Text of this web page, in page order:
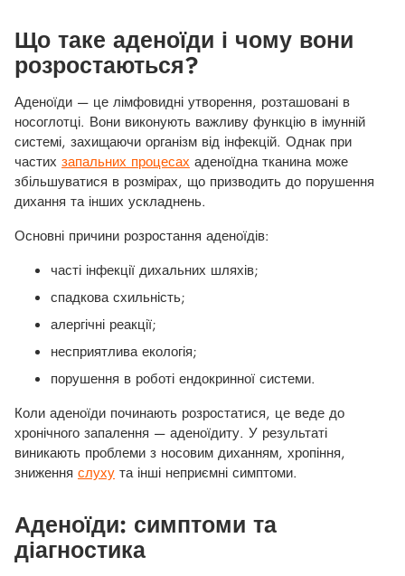
Що таке аденоїди і чому вони
розростаються?
Аденоїди — це лімфовидні утворення, розташовані в
носоглотці. Вони виконують важливу функцію в імунній
системі, захищаючи організм від інфекцій. Однак при
частих запальних процесах аденоїдна тканина може
збільшуватися в розмірах, що призводить до порушення
дихання та інших ускладнень.
Основні причини розростання аденоїдів:
часті інфекції дихальних шляхів;
спадкова схильність;
алергічні реакції;
несприятлива екологія;
порушення в роботі ендокринної системи.
Коли аденоїди починають розростатися, це веде до
хронічного запалення — аденоїдиту. У результаті
виникають проблеми з носовим диханням, хропіння,
зниження слуху та інші неприємні симптоми.
Аденоїди: симптоми та
діагностика